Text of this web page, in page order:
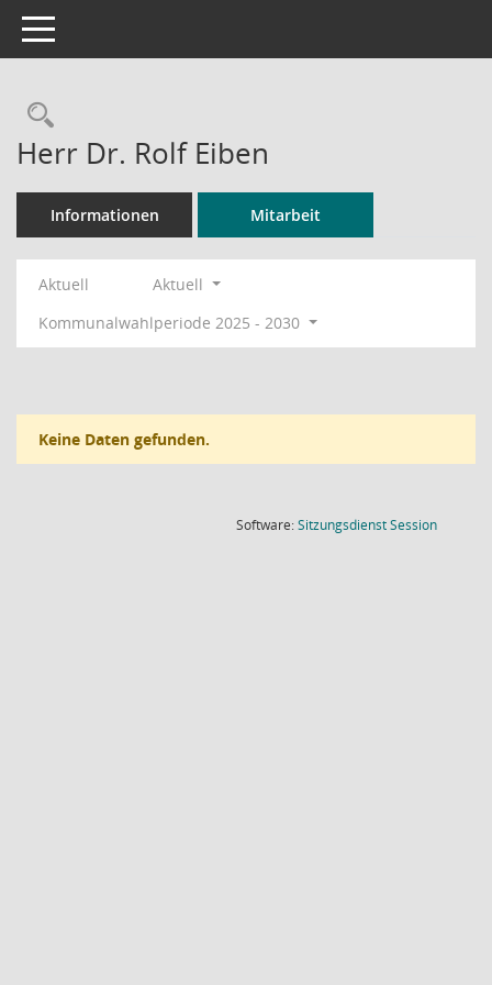
Toggle navigation
Rechercheauswahl
Herr Dr. Rolf Eiben
Informationen Mitarbeit
Aktuell
Aktuell
Kommunalwahlperiode 2025 - 2030
Keine Daten gefunden.
Software:SitzungsdienstSession(Wird in